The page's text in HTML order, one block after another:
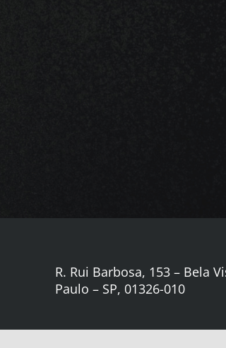
R. Rui Barbosa, 153 – Bela
Paulo – SP, 01326-010